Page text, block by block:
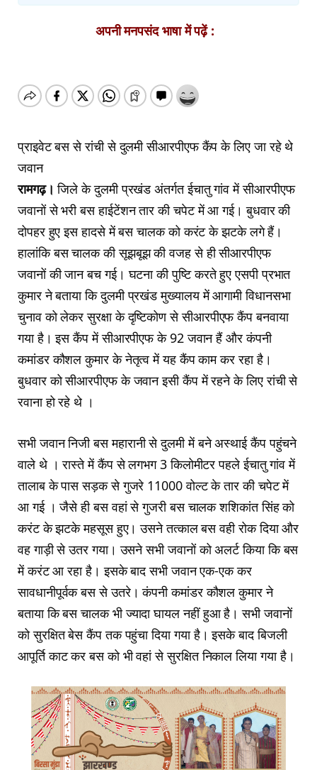
अपनी मनपसंद भाषा में पढ़ें :
प्राइवेट बस से रांची से दुलमी सीआरपीएफ कैंप के लिए जा रहे थे
जवान
रामगढ़। जिले के दुलमी प्रखंड अंतर्गत ईचातु गांव में सीआरपीएफ
जवानों से भरी बस हाईटेंशन तार की चपेट में आ गई। बुधवार की
दोपहर हुए इस हादसे में बस चालक को करंट के झटके लगे हैं।
हालांकि बस चालक की सूझबूझ की वजह से ही सीआरपीएफ
जवानों की जान बच गई। घटना की पुष्टि करते हुए एसपी प्रभात
कुमार ने बताया कि दुलमी प्रखंड मुख्यालय में आगामी विधानसभा
चुनाव को लेकर सुरक्षा के दृष्टिकोण से सीआरपीएफ कैंप बनवाया
गया है। इस कैंप में सीआरपीएफ के 92 जवान हैं और कंपनी
कमांडर कौशल कुमार के नेतृत्व में यह कैंप काम कर रहा है।
बुधवार को सीआरपीएफ के जवान इसी कैंप में रहने के लिए रांची से
रवाना हो रहे थे ।
सभी जवान निजी बस महारानी से दुलमी में बने अस्थाई कैंप पहुंचने
वाले थे । रास्ते में कैंप से लगभग 3 किलोमीटर पहले ईचातु गांव में
तालाब के पास सड़क से गुजरे 11000 वोल्ट के तार की चपेट में
आ गई । जैसे ही बस वहां से गुजरी बस चालक शशिकांत सिंह को
करंट के झटके महसूस हुए। उसने तत्काल बस वही रोक दिया और
वह गाड़ी से उतर गया। उसने सभी जवानों को अलर्ट किया कि बस
में करंट आ रहा है। इसके बाद सभी जवान एक-एक कर
सावधानीपूर्वक बस से उतरे। कंपनी कमांडर कौशल कुमार ने
बताया कि बस चालक भी ज्यादा घायल नहीं हुआ है। सभी जवानों
को सुरक्षित बेस कैंप तक पहुंचा दिया गया है। इसके बाद बिजली
आपूर्ति काट कर बस को भी वहां से सुरक्षित निकाल लिया गया है।